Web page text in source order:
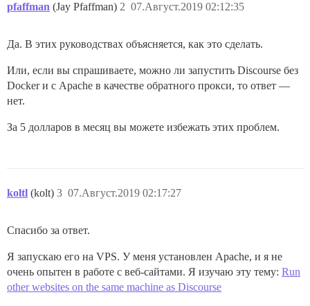
pfaffman (Jay Pfaffman) 07.Август.2019 02:12:35
2
Да. В этих руководствах объясняется, как это сделать.
Или, если вы спрашиваете, можно ли запустить Discourse без
Docker и с Apache в качестве обратного прокси, то ответ —
нет.
За 5 долларов в месяц вы можете избежать этих проблем.
koltl (kolt) 07.Август.2019 02:17:27
3
Спасибо за ответ.
Я запускаю его на VPS. У меня установлен Apache, и я не
очень опытен в работе с веб-сайтами. Я изучаю эту тему: Run
other websites on the same machine as Discourse